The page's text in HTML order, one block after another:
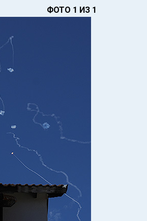
ФОТО 1 ИЗ 1